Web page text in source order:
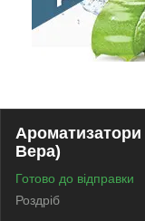
Ароматизатори
Вера)
Готово до відправки
Роздріб